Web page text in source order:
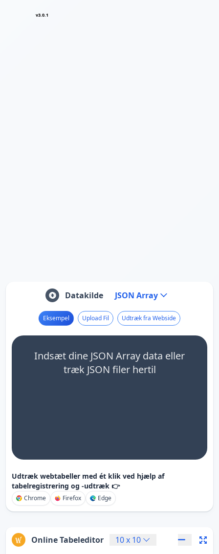
v3.0.1
Datakilde JSON Array
Eksempel Upload Fil Udtræk fra Webside
Indsæt dine JSON Array data eller
træk JSON filer hertil
Udtræk webtabeller med ét klik ved hjælp af
tabelregistrering og -udtræk 👉
Chrome Firefox Edge
Online Tabeleditor 10x 10